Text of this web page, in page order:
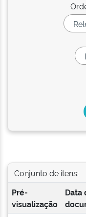
Conjunto de itens:
Pré-
visualização
Data